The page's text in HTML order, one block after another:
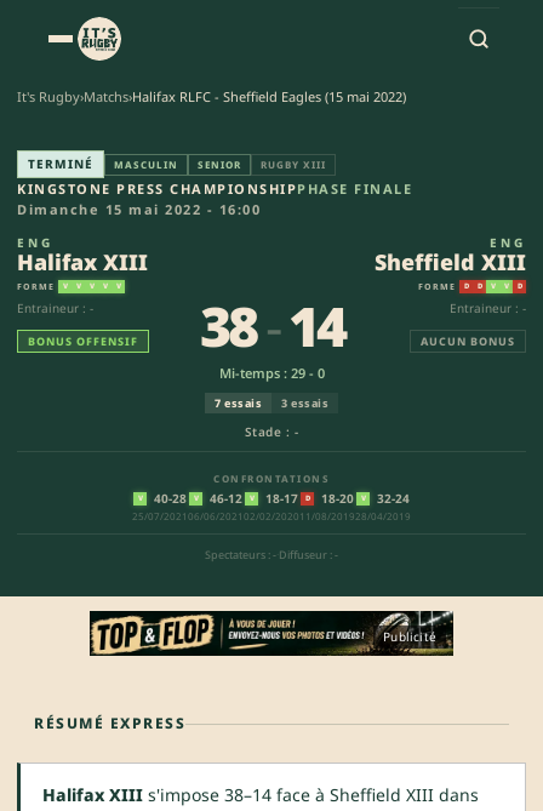
It's Rugby›Matchs›Halifax RLFC - Sheffield Eagles (15 mai 2022)
Halifax XIII - Sheffield XIII
TERMINÉ MASCULIN SENIOR RUGBY XIII
KINGSTONE PRESS CHAMPIONSHIPPHASE FINALE
Dimanche 15 mai 2022 - 16:00
ENG
Halifax XIII
FORME V V V V V
Entraineur : -
BONUS OFFENSIF
Stade : -
38-14
Mi-temps : 29 - 0
7 essais 3 essais
CONFRONTATIONS
V 40-28
25/07/2021
V 46-12
06/06/2021
V 18-17
02/02/2020
D 18-20
11/08/2019
V 32-24
28/04/2019
Spectateurs : - Diffuseur : -
ENG
Sheffield XIII
FORME D D V V D
Entraineur : -
AUCUN BONUS
Publicité
RÉSUMÉ EXPRESS
Halifax XIII s'impose 38–14 face à Sheffield XIII dans